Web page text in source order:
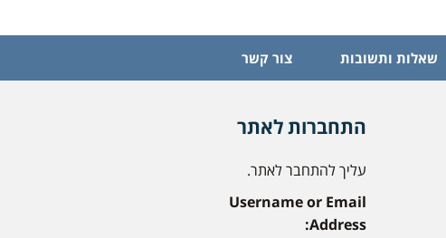
שאלות ותשובות צור קשר
התחברות לאתר
עליך להתחבר לאתר.
Username or Email
Address: